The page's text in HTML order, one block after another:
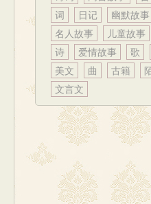
词
日记 幽默故事
名人故事
儿童故事
诗
爱情故事 歌
美文
曲 古籍
文言文